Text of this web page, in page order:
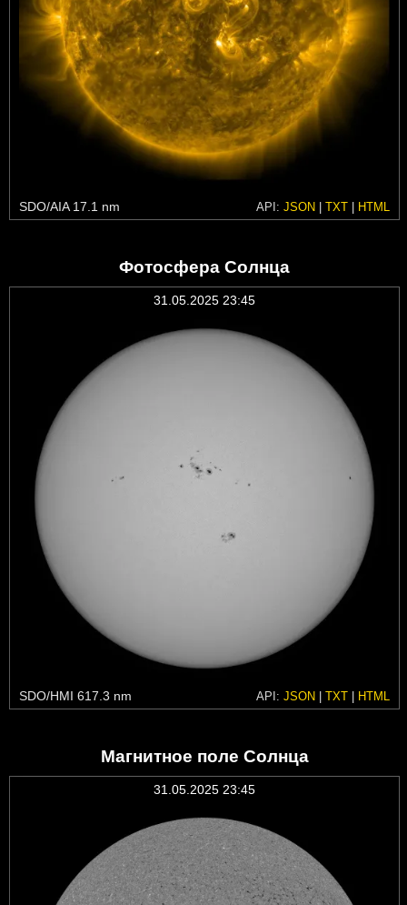
SDO/AIA 17.1 nm API: JSON | TXT | HTML
Фотосфера Солнца
31.05.2025 23:45
SDO/HMI 617.3 nm API: JSON | TXT | HTML
Магнитное поле Солнца
31.05.2025 23:45